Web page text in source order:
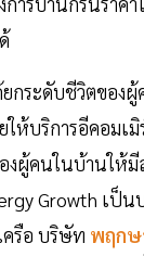
กระดับชีวิตของ
ห้บริการอีคอมเ
งผู้คนในบ้านให้
Growth เป็
รือ บริษัท พฤกษ